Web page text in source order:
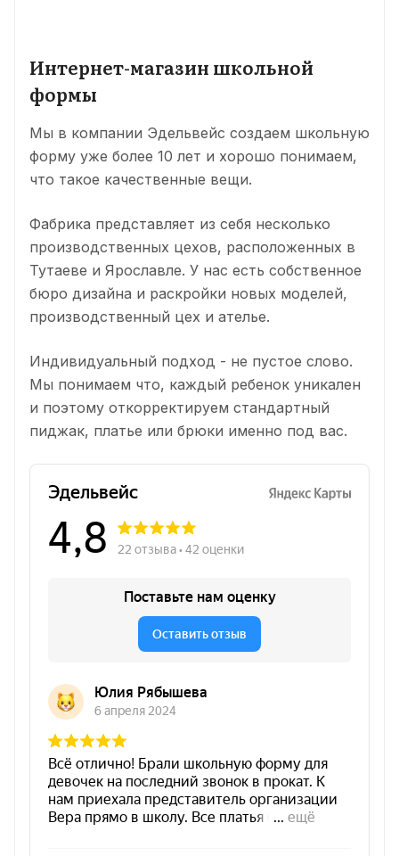
Интернет-магазин школьной
формы
Мы в компании Эдельвейс создаем школьную
форму уже более 10 лет и хорошо понимаем,
что такое качественные вещи.
Фабрика представляет из себя несколько
производственных цехов, расположенных в
Тутаеве и Ярославле. У нас есть собственное
бюро дизайна и раскройки новых моделей,
производственный цех и ателье.
Индивидуальный подход - не пустое слово.
Мы понимаем что, каждый ребенок уникален
и поэтому откорректируем стандартный
пиджак, платье или брюки именно под вас.